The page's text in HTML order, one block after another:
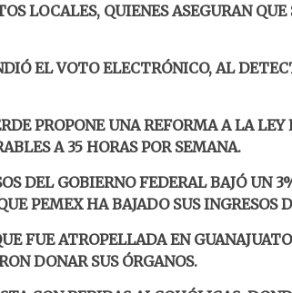
LOCALES, QUIENES ASEGURAN
EL VOTO ELECTRÓNICO, AL
PROPONE UNA REFORMA A LA LEY
A 35 HORAS POR SEMANA.
DEL GOBIERNO FEDERAL BAJÓ UN
PEMEX HA BAJADO SUS INGRESOS
FUE ATROPELLADA EN
DONAR SUS ÓRGANOS.